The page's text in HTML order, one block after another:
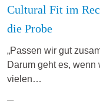
Cultural Fit im
die Probe
„Passen wir gut
Darum geht es, wenn
vielen…